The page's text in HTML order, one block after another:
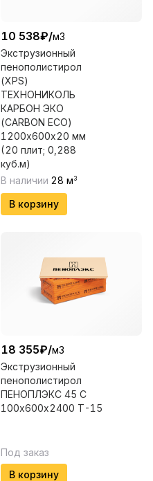
10 538₽/м3
Экструзионный
пенополистирол
(XPS)
ТЕХНОНИКОЛЬ
КАРБОН ЭКО
(CARBON ECO)
1200х600х20 мм
(20 плит; 0,288
куб.м)
В наличии 28 м 3
В корзину
18 355₽/м3
Экструзионный
пенополистирол
ПЕНОПЛЭКС 45 С
100х600х2400 Т-15
Под заказ
В корзину